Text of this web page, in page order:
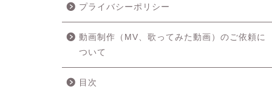
プライバシーポリシー
動画制作（MV、歌ってみた動画）のご依頼に
ついて
目次